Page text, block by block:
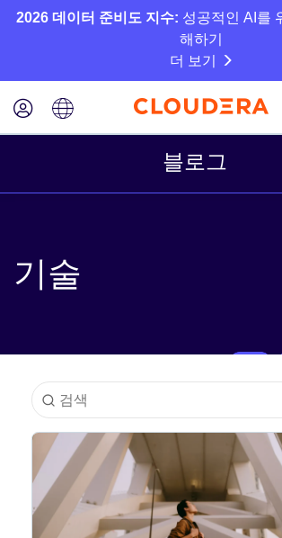
2026 데이터 준비도 지수: 성공적인 AI를
해하기
더 보기
블로그
비즈니스
산업
금융 서비스
제조
기술